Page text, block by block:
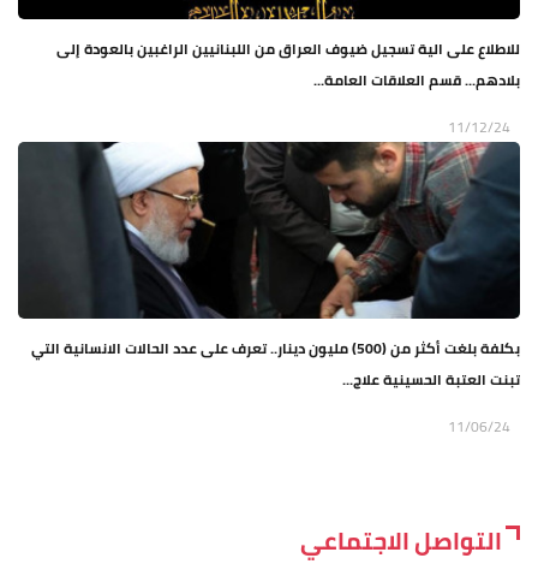
للاطلاع على الية تسجيل ضيوف العراق من اللبنانيين الراغبين بالعودة إلى
بلادهم... قسم العلاقات العامة...
11/12/24
بكلفة بلغت أكثر من (500) مليون دينار.. تعرف على عدد الحالات الانسانية التي
تبنت العتبة الحسينية علاج...
11/06/24
التواصل الاجتماعي